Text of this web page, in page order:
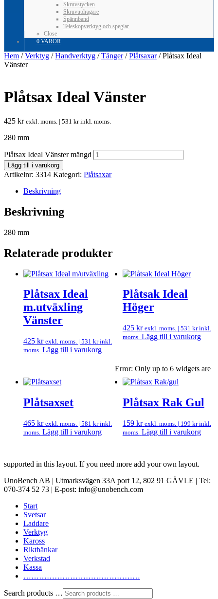
Skruvstycken
Skruvutdragare
Spännband
Teleskopverktyg och speglar
Close
0 VAROR
Hem /Verktyg /Handverktyg /Tänger/Plåtsaxar/ Plåtsax Ideal
Vänster
Plåtsax Ideal Vänster
425 kr exkl. moms. | 531 krinkl. moms.
280 mm
Plåtsax Ideal Vänster mängd
Lägg till i varukorg
Artikelnr: 3314 Kategori: Plåtsaxar
Beskrivning
Beskrivning
280 mm
Relaterade produkter
Plåtsax Ideal
m.utväxling
Vänster
425 kr exkl. moms. | 531 krinkl.
moms. Lägg till i varukorg
Plåtsak Ideal
Höger
425 kr exkl. moms. | 531 krinkl.
moms. Lägg till i varukorg
Plåtsaxset
465 kr exkl. moms. | 581 krinkl.
moms. Lägg till i varukorg
Plåtsax Rak Gul
159 kr exkl. moms. | 199 krinkl.
moms. Lägg till i varukorg
Error: Only up to 6 widgets are
supported in this layout. If you need more add your own layout.
UnoBench AB | Utmarksvägen 33A port 12, 802 91 GÄVLE | Tel:
070-374 52 73 | E-post: info@unobench.com
Start
Svetsar
Laddare
Verktyg
Kaross
Riktbänkar
Verkstad
Kassa
………………………………………
Search products …